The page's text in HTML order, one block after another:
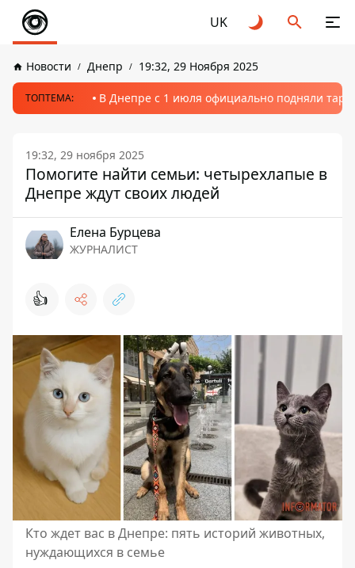
UK
Новости Днепр 19:32, 29 Ноября 2025
ТОПТЕМА: В Днепре с 1 июля официально подняли
19:32, 29 ноября 2025
Помогите найти семьи: четырехлапые в
Днепре ждут своих людей
Елена Бурцева
ЖУРНАЛИСТ
👍
Кто ждет вас в Днепре: пять историй животных,
нуждающихся в семье